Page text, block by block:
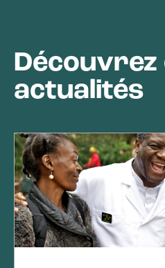
Découvrez
actualités